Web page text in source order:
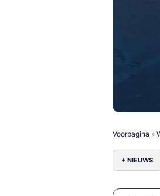
Voorpagina »
+ NIEUWS